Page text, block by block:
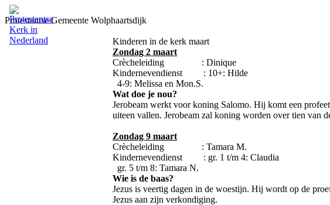
Protestantse Gemeente Wolphaartsdijk
Kinderen in de kerk maart
Zondag 2 maart
Crècheleiding : Dinique
Kindernevendienst : 10+: Hilde
4-9: Melissa en Mon.S.
Wat doe je nou?
Jerobeam werkt voor koning Salomo. Hij komt een
uiteen vallen. Jerobeam zal koning worden over tien van
Zondag 9 maart
Crècheleiding : Tamara M.
Kindernevendienst : gr. 1 t/m 4: Claudia
gr. 5 t/m 8: Tamara N.
Wie is de baas?
Jezus is veertig dagen in de woestijn. Hij wordt op de
Jezus aan zijn verkondiging.